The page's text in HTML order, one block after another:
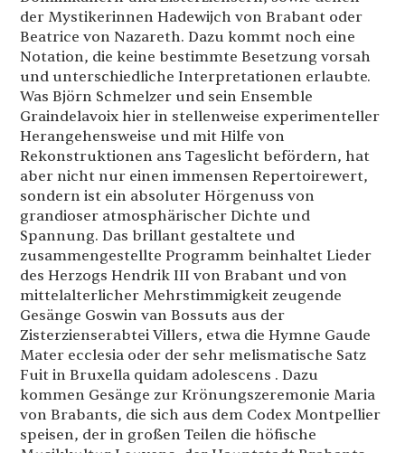
der Mystikerinnen Hadewijch von Brabant oder
Beatrice von Nazareth. Dazu kommt noch eine
Notation, die keine bestimmte Besetzung vorsah
und unterschiedliche Interpretationen erlaubte.
Was Björn Schmelzer und sein Ensemble
Graindelavoix hier in stellenweise experimenteller
Herangehensweise und mit Hilfe von
Rekonstruktionen ans Tageslicht befördern, hat
aber nicht nur einen immensen Repertoirewert,
sondern ist ein absoluter Hörgenuss von
grandioser atmosphärischer Dichte und
Spannung. Das brillant gestaltete und
zusammengestellte Programm beinhaltet Lieder
des Herzogs Hendrik III von Brabant und von
mittelalterlicher Mehrstimmigkeit zeugende
Gesänge Goswin van Bossuts aus der
Zisterzienserabtei Villers, etwa die Hymne Gaude
Mater ecclesia oder der sehr melismatische Satz
Fuit in Bruxella quidam adolescens . Dazu
kommen Gesänge zur Krönungszeremonie Maria
von Brabants, die sich aus dem Codex Montpellier
speisen, der in großen Teilen die höfische